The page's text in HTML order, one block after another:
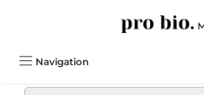
Navigation